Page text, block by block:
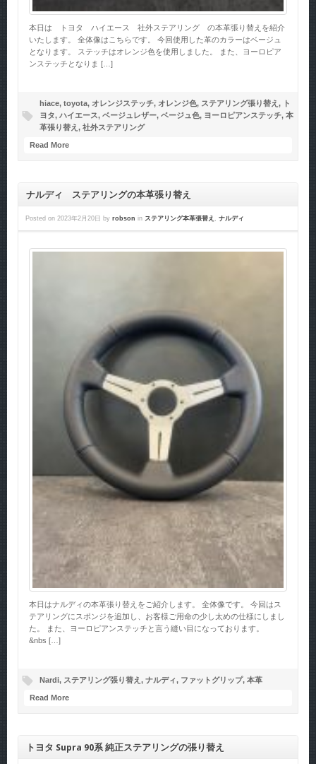
本日は トヨタ ハイエース 社外ステアリング の本革張り替えを紹介
いたします。 全体像はこちらです。 今回使用した革のカラーはベージュ
となります。 ステッチはオレンジ色を使用しました。 また、ヨーロピア
ンステッチとなりま […]
hiace, toyota, オレンジステッチ, オレンジ色, ステアリング張り替え ,
ト
ヨタ, ハイエース, ベージュレザー, ベージュ色, ヨーロピアンステッチ, 本
革張り替え , 社外ステアリング
Read More
ナルディ ステアリングの本革張り替え
Posted on 2023年2月20日 by robson in ステアリング本革張替え , ナルディ
本日はナルディの本革張り替えをご紹介します。 全体像です。 今回はス
テアリングにスポンジを追加し、お客様ご用命の少し太めの仕様にしまし
た。 また、ヨーロピアンステッチと言う縫い目になっております。
&nbs […]
Nardi, ステアリング張り替え , ナルディ, ファットグリップ, 本革
Read More
トヨタ Supra 90系 純正ステアリングの張り替え